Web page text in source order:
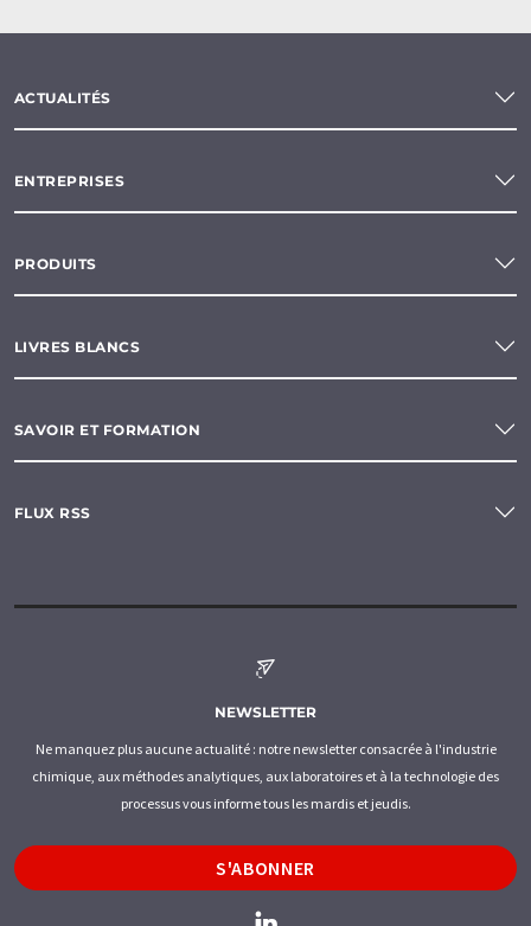
ACTUALITÉS
ENTREPRISES
PRODUITS
LIVRES BLANCS
SAVOIR ET FORMATION
FLUX RSS
NEWSLETTER
Ne manquez plus aucune actualité : notre newsletter consacrée à l'industrie
chimique, aux méthodes analytiques, aux laboratoires et à la technologie des
processus vous informe tous les mardis et jeudis.
S'ABONNER